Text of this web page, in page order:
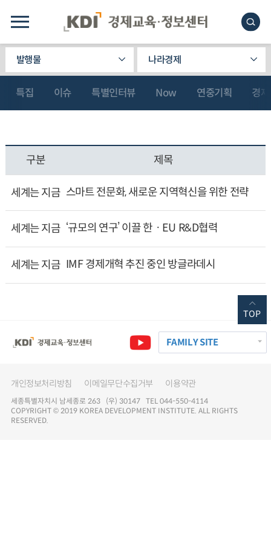
발행물 나라경제
특집 이슈 특별인터뷰 Now 연중기획 경
구분 제목
세계는 지금 스마트 전문화, 새로운 지역혁신을 위한 전략
세계는 지금 ‘규모의 연구’ 이끌 한ㆍEU R&D협력
세계는 지금 IMF 경제개혁 추진 중인 방글라데시
FAMILY SITE
개인정보처리방침 이메일무단수집거부 이용약관
세종특별자치시 남세종로 263 (우) 30147 TEL 044-550-4114
COPYRIGHT © 2019 KOREA DEVELOPMENT INSTITUTE. ALL RIGHTS
RESERVED.
TOP